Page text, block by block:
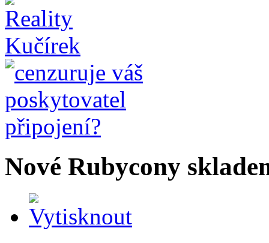
Nové Rubycony